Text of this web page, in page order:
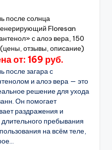
после солнца
Floresan
с алоэ вера, 150
отзывы, описание)
от: 169 руб.
после загара с
и алоэ вера — это
решение для ухода
Он помогает
раздражения и
пребывания
на всём теле,